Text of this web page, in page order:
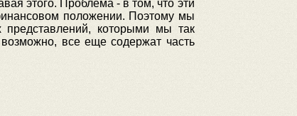
этого. Проблема - в том, что эти
положении. Поэтому мы
представлений, которыми мы так
все еще содержат часть